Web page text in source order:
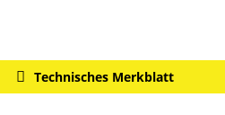
Technisches Merkblatt